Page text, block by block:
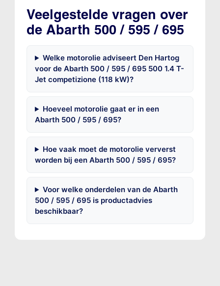
Veelgestelde vragen over
de Abarth 500 / 595 / 695
Welke motorolie adviseert Den Hartog
voor de Abarth 500 / 595 / 695 500 1.4 T-
Jet competizione (118 kW)?
Hoeveel motorolie gaat er in een
Abarth 500 / 595 / 695?
Hoe vaak moet de motorolie ververst
worden bij een Abarth 500 / 595 / 695?
Voor welke onderdelen van de Abarth
500 / 595 / 695 is productadvies
beschikbaar?